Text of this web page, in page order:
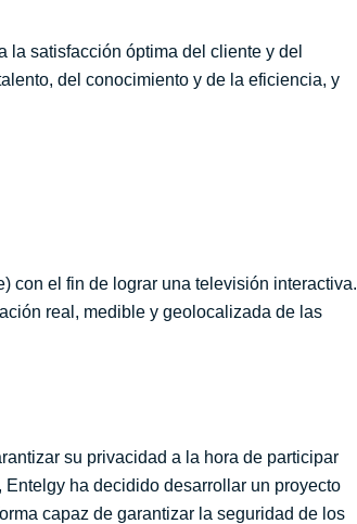
la satisfacción óptima del cliente y del
del conocimiento y de la eficiencia, y
con el fin de lograr una televisión interactiva.
real, medible y geolocalizada de las
su privacidad a la hora de participar
ha decidido desarrollar un proyecto
capaz de garantizar la seguridad de los